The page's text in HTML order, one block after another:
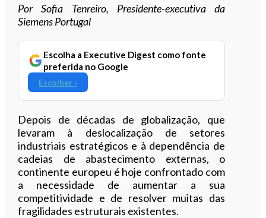
Ouvir este artigo
Por Sofia Tenreiro, Presidente-executiva da
Siemens Portugal
Escolha a Executive Digest como fonte
preferida no Google
Escolher ›
Depois de décadas de globalização, que
levaram à deslocalização de setores
industriais estratégicos e à dependência de
cadeias de abastecimento externas, o
continente europeu é hoje confrontado com
a necessidade de aumentar a sua
competitividade e de resolver muitas das
fragilidades estruturais existentes.